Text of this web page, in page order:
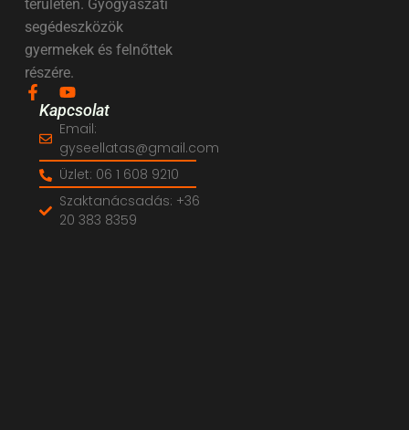
területén. Gyógyászati
segédeszközök
gyermekek és felnőttek
részére.
Kapcsolat
Email:
gyseellatas@gmail.com
Üzlet: 06 1 608 9210
Szaktanácsadás: +36
20 383 8359